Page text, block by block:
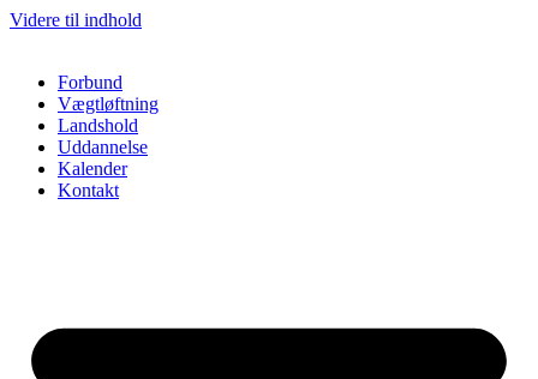
Videre til indhold
Forbund
Vægtløftning
Landshold
Uddannelse
Kalender
Kontakt